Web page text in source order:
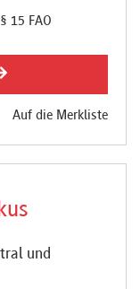
15 FAO
Auf die Merkliste
und